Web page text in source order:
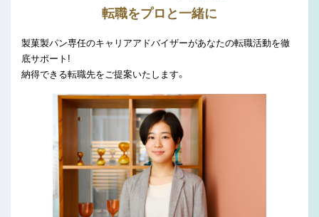
転職をプロと一緒に
製菓製パン専任のキャリアアドバイザーがあなたの転職活動を徹
底サポート!
納得できる転職先をご提案いたします。